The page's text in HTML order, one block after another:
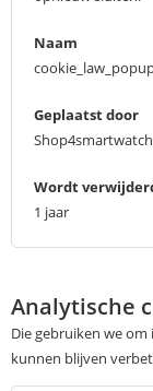
Naam
Geplaatst door
Wordt
1 jaar
Analytische
Die gebruiken we
kunnen blijven